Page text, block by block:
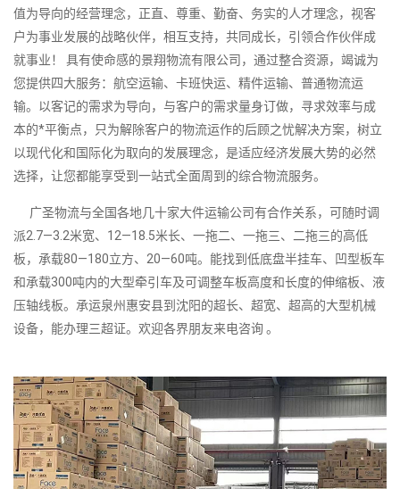
值为导向的经营理念，正直、尊重、勤奋、务实的人才理念，视客
户为事业发展的战略伙伴，相互支持，共同成长，引领合作伙伴成
就事业！ 具有使命感的景翔物流有限公司，通过整合资源，竭诚为
您提供四大服务：航空运输、卡班快运、精件运输、普通物流运
输。以客记的需求为导向，与客户的需求量身订做，寻求效率与成
本的*平衡点，只为解除客户的物流运作的后顾之忧解决方案，树立
以现代化和国际化为取向的发展理念，是适应经济发展大势的必然
选择，让您都能享受到一站式全面周到的综合物流服务。
广圣物流与全国各地几十家大件运输公司有合作关系，可随时调
派2.7—3.2米宽、12—18.5米长、一拖二、一拖三、二拖三的高低
板，承载80—180立方、20—60吨。能找到低底盘半挂车、凹型板车
和承载300吨内的大型牵引车及可调整车板高度和长度的伸缩板、液
压轴线板。承运泉州惠安县到沈阳的超长、超宽、超高的大型机械
设备，能办理三超证。欢迎各界朋友来电咨询 。